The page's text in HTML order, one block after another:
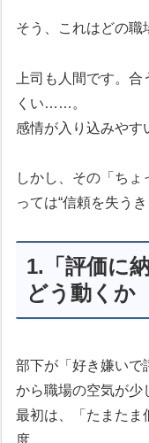
そう、これはどの職
上司も人間です。
くい……。
感情が入り込みやす
しかし、その「ちょ
っては“信頼を失う
1.「評価に
どう動くか
部下が「好き嫌いで
から職場の空気が少
最初は、「たまたま
度。